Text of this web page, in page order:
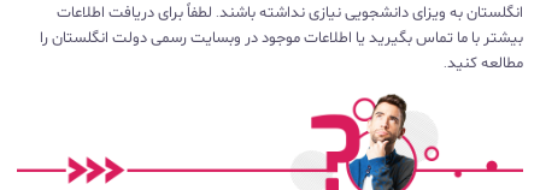
انگلستان به ویزای دانشجویی نیازی نداشته باشند. لطفاً برای دریافت اطلاعات
بیشتر با ما تماس بگیرید یا اطلاعات موجود در وبسایت رسمی دولت انگلستان را
مطالعه کنید.